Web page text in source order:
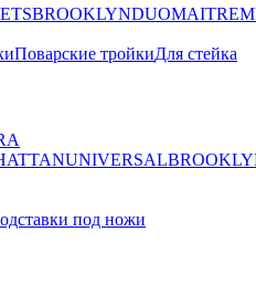
BROOKLYNDUOMAITRE
Поварские тройкиДля стейка
UNIVERSAL
под ножи